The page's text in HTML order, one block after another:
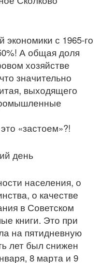
экономики с 1965-го
А общая доля
хозяйстве
значительно
выходящего
«застоем»?!
день
населения, о
о качестве
в Советском
книги. Это при
на пятидневную
лет был снижен
8 марта и 9